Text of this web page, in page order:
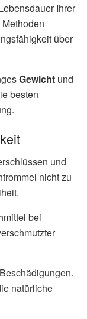
Ihrer
über
Gewicht und
besten
und
nicht zu
bei
natürliche